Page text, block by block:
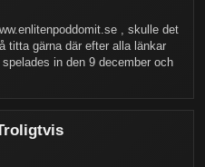
, skulle det
titta gärna där efter alla länkar
in den 9 december och